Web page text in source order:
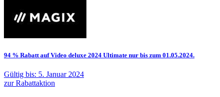
94 % Rabatt auf Video deluxe 2024 Ultimate nur bis zum 01.05.2024.
Gültig bis: 5. Januar 2024
zur Rabattaktion